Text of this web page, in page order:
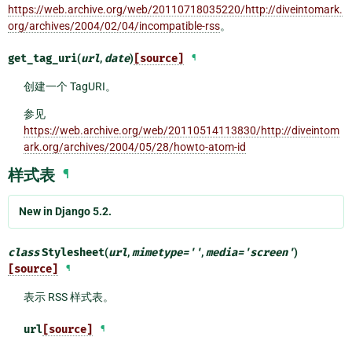
https://web.archive.org/web/20110718035220/http://diveintomark.
org/archives/2004/02/04/incompatible-rss。
get_tag_uri(url, date) [source] ¶
创建一个 TagURI。
参见
https://web.archive.org/web/20110514113830/http://diveintom
ark.org/archives/2004/05/28/howto-atom-id
样式表 ¶
New in Django 5.2.
classStylesheet(url,mimetype='',media='screen')
[source] ¶
表示 RSS 样式表。
url[source] ¶